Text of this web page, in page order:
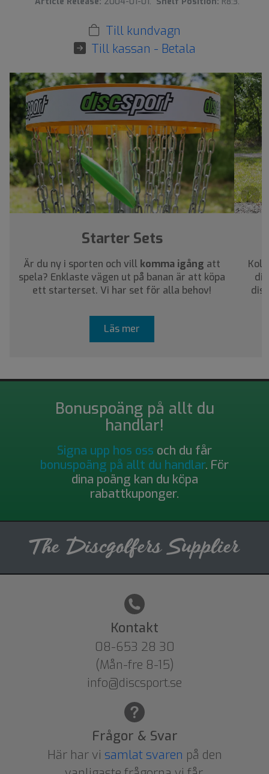
Till kundvagn
Till kassan - Betala
›
Starter Sets
Är du ny i sporten och vill komma igång att
spela? Enklaste vägen ut på banan är att köpa
ett starterset. Vi har set för alla behov!
Läs mer
Bonuspoäng på allt du
handlar!
Signa upp hos oss och du får
bonuspoäng på allt du handlar. För
dina poäng kan du köpa
rabattkuponger.
Kontakt
08-653 28 30
(Mån-fre 8-15)
info@discsport.se
Frågor & Svar
Här har vi samlat svaren på den